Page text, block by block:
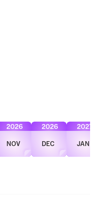
NOV
2026
DEC
2026
JAN
2027